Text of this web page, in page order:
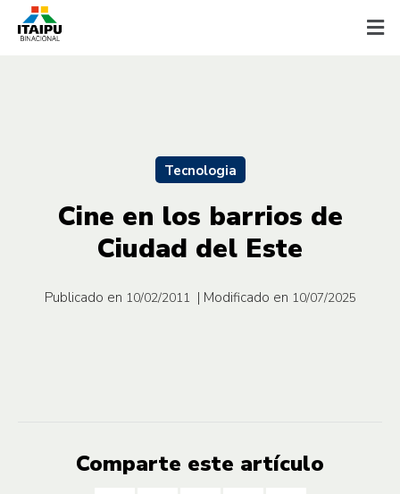
Tecnologia
Cine en los barrios de
Ciudad del Este
Publicado en 10/02/2011 | Modificado en 10/07/2025
Comparte este artículo